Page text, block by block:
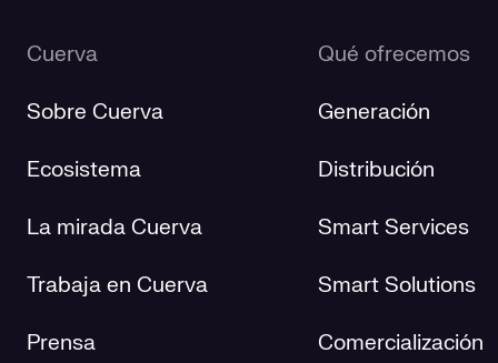
Cuerva
Sobre Cuerva
Ecosistema
La mirada Cuerva
Trabaja en Cuerva
Prensa
Qué ofrecemos
Generación
Distribución
Smart Services
Smart Solutions
Comercialización